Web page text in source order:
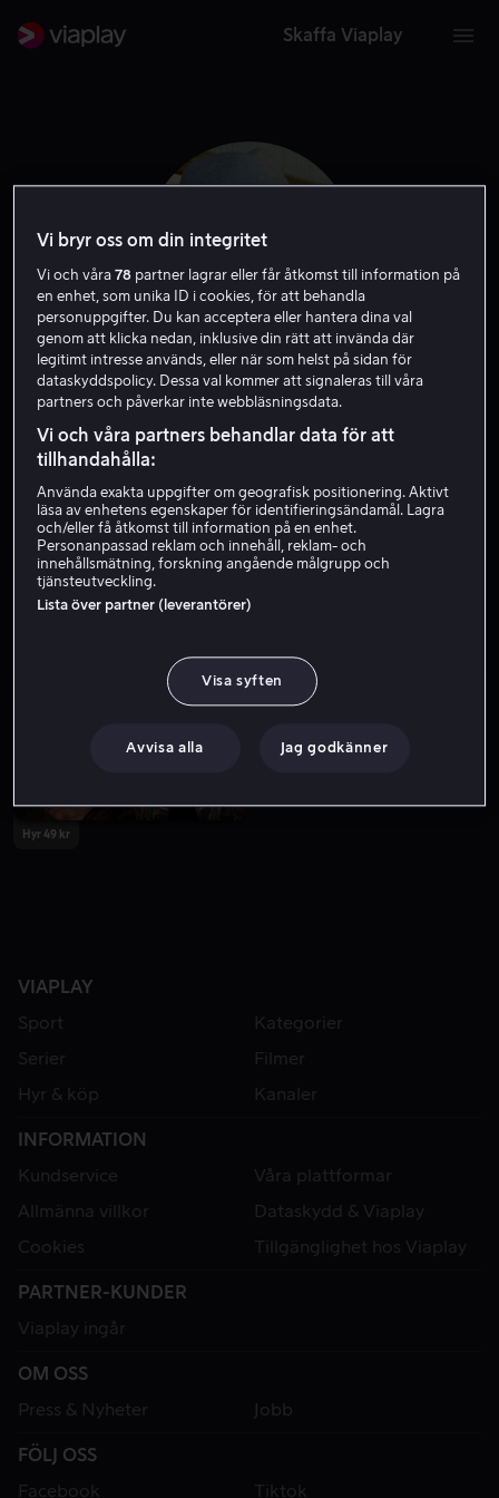
Skaffa Viaplay
Joi Johannsson
Hyr 49 kr
VIAPLAY
Sport
Kategorier
Serier
Filmer
Hyr & köp
Kanaler
INFORMATION
Kundservice
Våra plattformar
Allmänna villkor
Dataskydd & Viaplay
Cookies
Tillgänglighet hos Viaplay
PARTNER-KUNDER
Viaplay ingår
OM OSS
Press & Nyheter
Jobb
FÖLJ OSS
Facebook
Tiktok
Vi bryr oss om din integritet
Vi och våra78 partner lagrar eller får åtkomst till information på
en enhet, som unika ID i cookies, för att behandla
personuppgifter. Du kan acceptera eller hantera dina val
genom att klicka nedan, inklusive din rätt att invända där
legitimt intresse används, eller när som helst på sidan för
dataskyddspolicy. Dessa val kommer att signaleras till våra
partners och påverkar inte webbläsningsdata.
Vi och våra partners behandlar data för att
tillhandahålla:
Använda exakta uppgifter om geografisk positionering. Aktivt
läsa av enhetens egenskaper för identifieringsändamål. Lagra
och/eller få åtkomst till information på en enhet.
Personanpassad reklam och innehåll, reklam- och
innehållsmätning, forskning angående målgrupp och
tjänsteutveckling.
Lista över partner (leverantörer)
Visa syften
Avvisa alla Jag godkänner